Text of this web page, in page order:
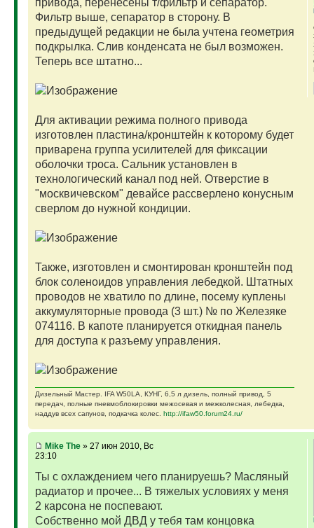
привода, перенесены т/фильтр и сепаратор.
Фильтр выше, сепаратор в сторону. В
предыдущей редакции не была учтена геометрия
подкрылка. Слив конденсата не был возможен.
Теперь все штатно...
Для активации режима полного привода
изготовлен пластина/кронштейн к которому будет
приварена группа усилителей для фиксации
оболочки троса. Сальник установлен в
технологический канал под ней. Отверстие в
"москвичевском" девайсе рассверлено конусным
сверлом до нужной кондиции.
Также, изготовлен и смонтирован кронштейн под
блок соленоидов управления лебедкой. Штатных
проводов не хватило по длине, посему куплены
аккумуляторные провода (3 шт.) № по Железяке
074116. В капоте планируется откидная панель
для доступа к разъему управления.
Дизельный Мастер. IFA W50LA, КУНГ, 6,5 л дизель, полный привод, 5
передач, полные пневмоблокировки межосевая и межколесная, лебедка,
наддув всех сапунов, подкачка колес. http://ifaw50.forum24.ru/
Mike The» 27 июн 2010, Вс
23:10
Ты с охлаждением чего планируешь? Масляный
радиатор и прочее... В тяжелых условиях у меня
2 карсона не поспевают.
Собственно мой ДВД у тебя там концовка